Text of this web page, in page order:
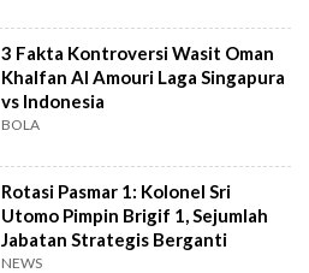
3 Fakta Kontroversi Wasit Oman
Khalfan Al Amouri Laga Singapura
vs Indonesia
BOLA
Rotasi Pasmar 1: Kolonel Sri
Utomo Pimpin Brigif 1, Sejumlah
Jabatan Strategis Berganti
NEWS